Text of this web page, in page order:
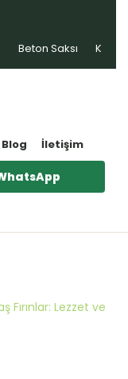
Beton Saksı Kablo
Blog İletişim
Fırınlar: Lezzet ve